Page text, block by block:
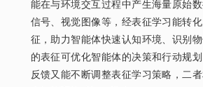
能在与环境交互过程中产生海量原始
信号、视觉图像等，经表征学习能转
征，助力智能体快速认知环境、识别
的表征可优化智能体的决策和行动规
反馈又能不断调整表征学习策略，二